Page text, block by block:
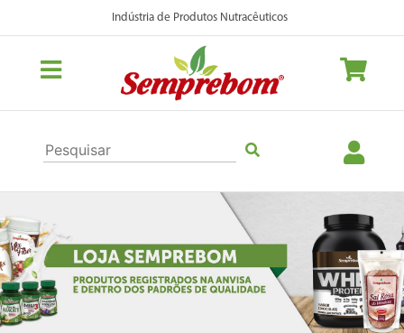
Indústria de Produtos Nutracêuticos
Previous Next